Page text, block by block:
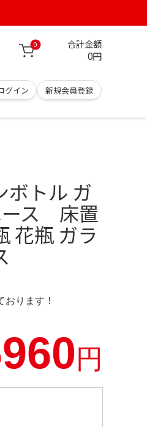
0 合計金額
0円
グイン 新規会員登録
ボトル ガ
ス 床置
花瓶 ガラ
ります！
円